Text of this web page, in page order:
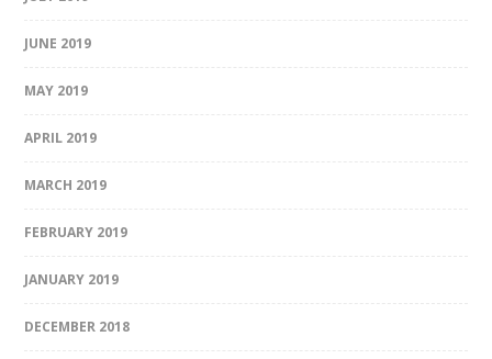
JUNE 2019
MAY 2019
APRIL 2019
MARCH 2019
FEBRUARY 2019
JANUARY 2019
DECEMBER 2018